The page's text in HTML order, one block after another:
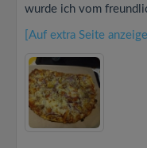
wurde ich vom
[Auf extra Seite